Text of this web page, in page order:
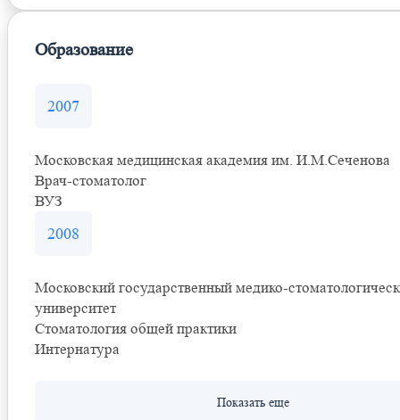
Образование
2007
Московская медицинская академия им. И.М.Сеченова
Врач-стоматолог
ВУЗ
2008
Московский государственный медико-
университет
Стоматология общей практики
Интернатура